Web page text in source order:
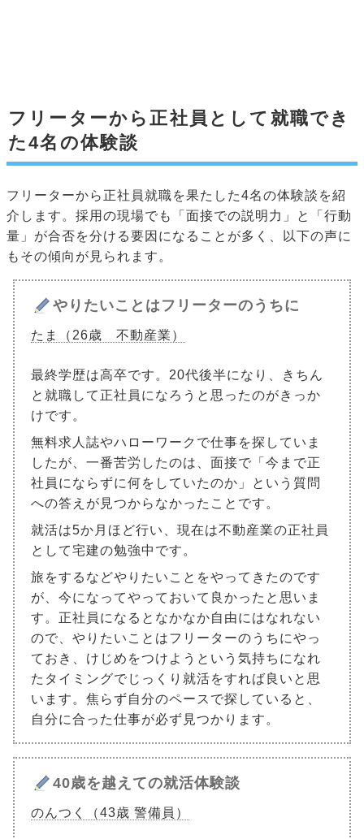
フリーターから正社員として就職でき
た4名の体験談
フリーターから正社員就職を果たした4名の体験談を紹
介します。採用の現場でも「面接での説明力」と「行動
量」が合否を分ける要因になることが多く、以下の声に
もその傾向が見られます。
やりたいことはフリーターのうちに
たま（26歳 不動産業）
最終学歴は高卒です。20代後半になり、きちん
と就職して正社員になろうと思ったのがきっか
けです。
無料求人誌やハローワークで仕事を探していま
したが、一番苦労したのは、面接で「今まで正
社員にならずに何をしていたのか」という質問
への答えが見つからなかったことです。
就活は5か月ほど行い、現在は不動産業の正社員
として宅建の勉強中です。
旅をするなどやりたいことをやってきたのです
が、今になってやっておいて良かったと思いま
す。正社員になるとなかなか自由にはなれない
ので、やりたいことはフリーターのうちにやっ
ておき、けじめをつけようという気持ちになれ
たタイミングでじっくり就活をすれば良いと思
います。焦らず自分のペースで探していると、
自分に合った仕事が必ず見つかります。
40歳を越えての就活体験談
のんつく（43歳 警備員）